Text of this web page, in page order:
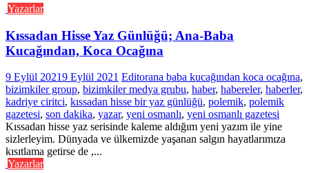
Yazarlar
Kıssadan Hisse Yaz Günlüğü; Ana-Baba
Kucağından, Koca Ocağına
9 Eylül 20219 Eylül 2021 Editorana baba kucağından koca ocağına,
bizimkiler group, bizimkiler medya grubu, haber, habereler, haberler,
kadriye ciritci, kıssadan hisse bir yaz günlüğü, polemik, polemik
gazetesi, son dakika, yazar, yeni osmanlı, yeni osmanlı gazetesi
Kıssadan hisse yaz serisinde kaleme aldığım yeni yazım ile yine
sizlerleyim. Dünyada ve ülkemizde yaşanan salgın hayatlarımıza
kısıtlama getirse de ,...
Yazarlar